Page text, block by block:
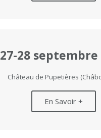
27-28 septembre
Château de Pupetières
En Savoir +